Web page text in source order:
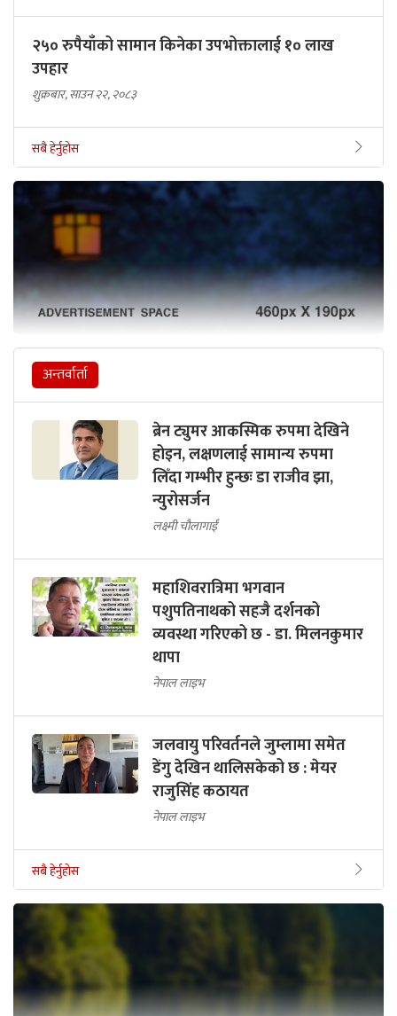
२५० रुपैयाँको सामान किनेका उपभोक्तालाई १० लाख
उपहार
शुक्रबार, साउन २२, २०८३
सबै हेर्नुहोस
अन्तर्वार्ता
ब्रेन ट्युमर आकस्मिक रुपमा देखिने
होइन, लक्षणलाई सामान्य रुपमा
लिँदा गम्भीर हुन्छः डा राजीव झा,
न्युरोसर्जन
लक्ष्मी चौलागाईं
महाशिवरात्रिमा भगवान
पशुपतिनाथको सहजै दर्शनको
व्यवस्था गरिएको छ - डा. मिलनकुमार
थापा
नेपाल लाइभ
जलवायु परिवर्तनले जुम्लामा समेत
डेंगु देखिन थालिसकेको छ : मेयर
राजुसिंह कठायत
नेपाल लाइभ
सबै हेर्नुहोस